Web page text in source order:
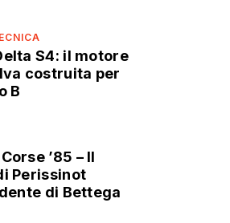
S4: il motore
costruita per
B
’85 – Il
Perissinot
di Bettega